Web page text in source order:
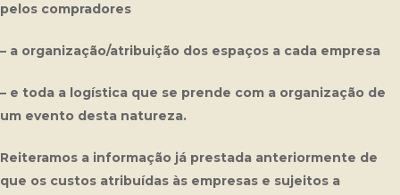
pelos compradores
– a organização/atribuição dos espaços a cada empresa
– e toda a logística que se prende com a organização de
um evento desta natureza.
Reiteramos a informação já prestada anteriormente de
que os custos atribuídas às empresas e sujeitos a